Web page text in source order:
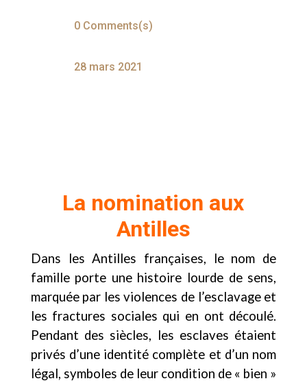
0 Comments(s)
28 mars 2021
La nomination aux
Antilles
Dans les Antilles françaises, le nom de
famille porte une histoire lourde de sens,
marquée par les violences de l’esclavage et
les fractures sociales qui en ont découlé.
Pendant des siècles, les esclaves étaient
privés d’une identité complète et d’un nom
légal, symboles de leur condition de « bien »